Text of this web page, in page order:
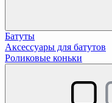
Батуты
Аксессуары для батутов
Роликовые коньки